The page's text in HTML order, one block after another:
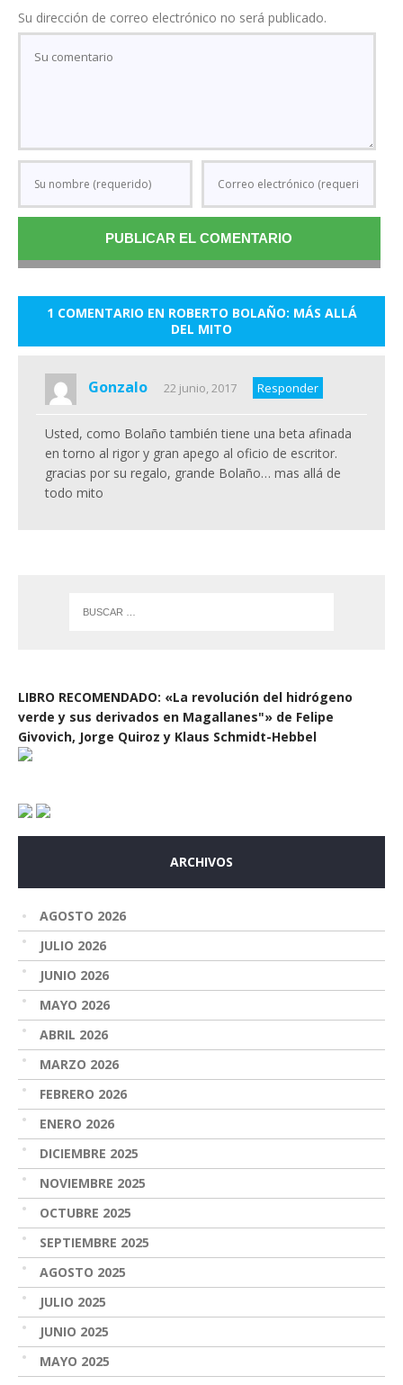
Su dirección de correo electrónico no será publicado.
1 COMENTARIO EN ROBERTO BOLAÑO: MÁS ALLÁ
DEL MITO
Gonzalo 22 junio, 2017 Responder
Usted, como Bolaño también tiene una beta afinada
en torno al rigor y gran apego al oficio de escritor.
gracias por su regalo, grande Bolaño… mas allá de
todo mito
LIBRO RECOMENDADO: «La revolución del hidrógeno
verde y sus derivados en Magallanes"» de Felipe
Givovich, Jorge Quiroz y Klaus Schmidt-Hebbel
ARCHIVOS
AGOSTO 2026
JULIO 2026
JUNIO 2026
MAYO 2026
ABRIL 2026
MARZO 2026
FEBRERO 2026
ENERO 2026
DICIEMBRE 2025
NOVIEMBRE 2025
OCTUBRE 2025
SEPTIEMBRE 2025
AGOSTO 2025
JULIO 2025
JUNIO 2025
MAYO 2025